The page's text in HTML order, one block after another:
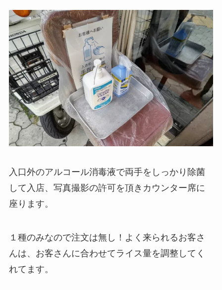
入口外のアルコール消毒液で両手をしっかり除菌
して入店、写真撮影の許可を頂きカウンター席に
座ります。
１種のみなので注文は無し！よく来られるお客さ
んは、お客さんに合わせてライス量を調整してく
れてます。